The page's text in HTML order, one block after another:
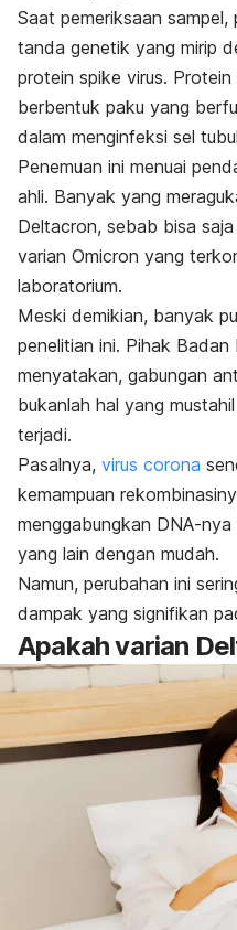
Saat pemeriksaan
tanda genetik yang mirip
protein spike virus. Protein
berbentuk paku yang
dalam menginfeksi sel
Penemuan ini menuai
ahli. Banyak yang
Deltacron, sebab bisa
varian Omicron yang
laboratorium.
Meski demikian, banyak
penelitian ini. Pihak
menyatakan, gabungan
bukanlah hal yang
terjadi.
Pasalnya, virus corona
kemampuan
menggabungkan DNA-
yang lain dengan mudah.
Namun, perubahan ini
dampak yang signifikan
Apakah varian